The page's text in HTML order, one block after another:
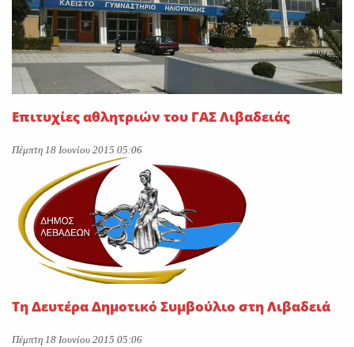
Επιτυχίες αθλητριών του ΓΑΣ Λιβαδειάς
Πέμπτη 18 Ιουνίου 2015 05:06
Τη Δευτέρα Δημοτικό Συμβούλιο στη Λιβαδειά
Πέμπτη 18 Ιουνίου 2015 05:06